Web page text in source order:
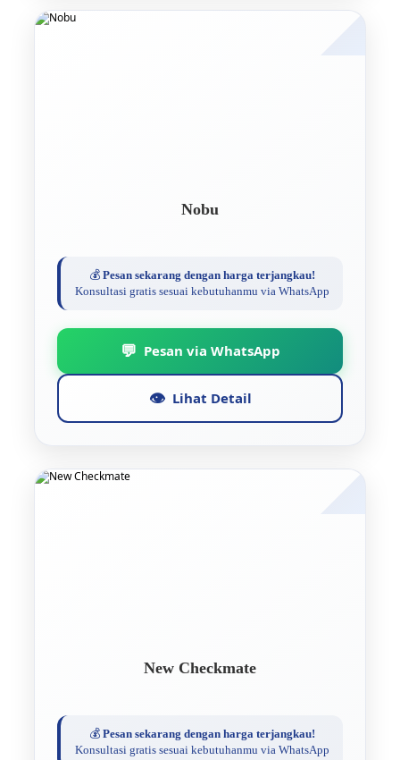
Nobu
💰 Pesan sekarang dengan harga terjangkau!
Konsultasi gratis sesuai kebutuhanmu via WhatsApp
💬 Pesan via WhatsApp
👁️ Lihat Detail
New Checkmate
💰 Pesan sekarang dengan harga terjangkau!
Konsultasi gratis sesuai kebutuhanmu via WhatsApp